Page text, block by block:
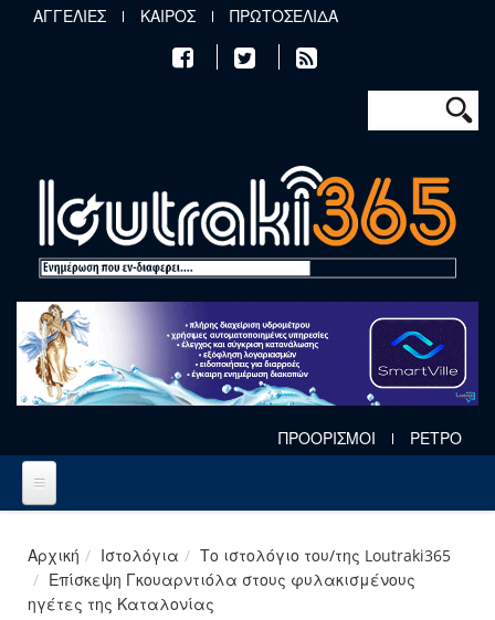
Παράκαμψη προς το κυρίως περιεχόμενο
ΑΓΓΕΛΙΕΣ ΚΑΙΡΟΣ ΠΡΩΤΟΣΕΛΙΔΑ
Φόρμα
Αναζήτηση
ΠΡΟΟΡΙΣΜΟΙ ΡΕΤΡΟ
Αρχική Ιστολόγια
Το ιστολόγιο του/της Loutraki365
Επίσκεψη Γκουαρντιόλα στους φυλακισμένους
ηγέτες της Καταλονίας